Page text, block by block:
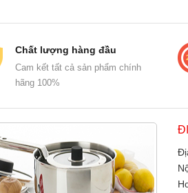
Chất lượng hàng đầu
Cam kết tất cả sản phẩm chính
hãng 100%